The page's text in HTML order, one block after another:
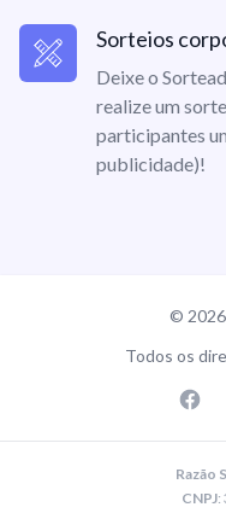
Sorteios
Deixe o
realize um
participantes
publicidade)!
© 2026
Todos os
Razão
CNPJ: